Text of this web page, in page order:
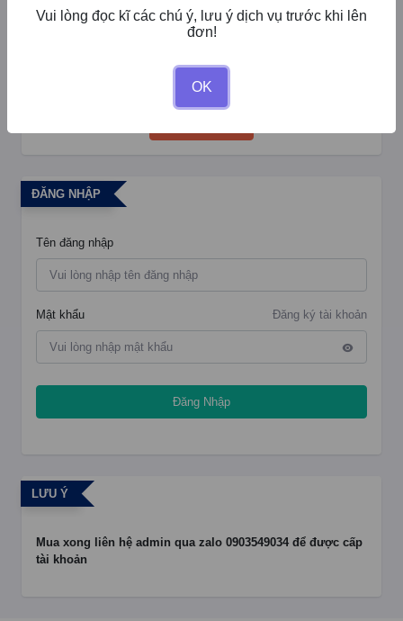
Số dư của bạn:0đ
Giảm giá:0%
Số tiền cần thanh toán:
ĐĂNG NHẬP
Tên đăng nhập
Đăng ký tài khoản
Mật khẩu
Đăng Nhập
LƯU Ý
Mua xong liên hệ admin qua zalo 0903549034 để được cấp
tài khoản
Vui lòng đọc kĩ các chú ý, lưu ý dịch vụ trước khi lên
đơn!
OK